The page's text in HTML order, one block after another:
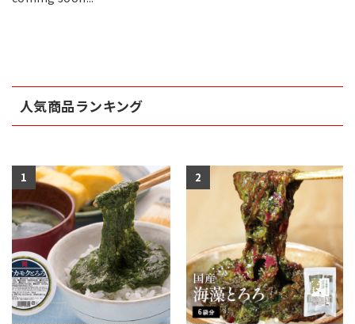
人気商品ランキング
1 2